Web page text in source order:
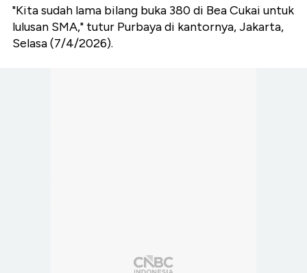
"Kita sudah lama bilang buka 380 di Bea Cukai untuk
lulusan SMA," tutur Purbaya di kantornya, Jakarta,
Selasa (7/4/2026).